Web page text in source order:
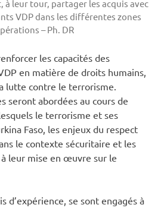
à leur tour, partager les acquis avec
VDP dans les différentes zones
– Ph. DR
les capacités des
en matière de droits humains,
lutte contre le terrorisme.
seront abordées au cours de
le terrorisme et ses
Faso, les enjeux du respect
le contexte sécuritaire et les
leur mise en œuvre sur le
d’expérience, se sont engagés à